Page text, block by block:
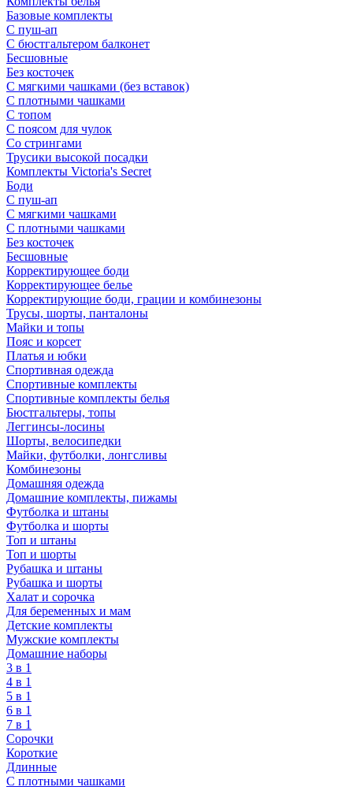
Базовые комплекты
С пуш-ап
С бюстгальтером балконет
Бесшовные
Без косточек
С мягкими чашками (без вставок)
С плотными чашками
С топом
С поясом для чулок
Со стрингами
Трусики высокой посадки
Комплекты Victoria's Secret
Боди
С пуш-ап
С мягкими чашками
С плотными чашками
Без косточек
Бесшовные
Корректирующее боди
Корректирующее белье
Корректирующие боди, грации и комбинезоны
Трусы, шорты, панталоны
Майки и топы
Пояс и корсет
Платья и юбки
Спортивная одежда
Спортивные комплекты
Спортивные комплекты белья
Бюстгальтеры, топы
Леггинсы-лосины
Шорты, велосипедки
Майки, футболки, лонгсливы
Комбинезоны
Домашняя одежда
Домашние комплекты, пижамы
Футболка и штаны
Футболка и шорты
Топ и штаны
Топ и шорты
Рубашка и штаны
Рубашка и шорты
Халат и сорочка
Для беременных и мам
Детские комплекты
Мужские комплекты
Домашние наборы
3 в 1
4 в 1
5 в 1
6 в 1
7 в 1
Сорочки
Короткие
Длинные
С плотными чашками